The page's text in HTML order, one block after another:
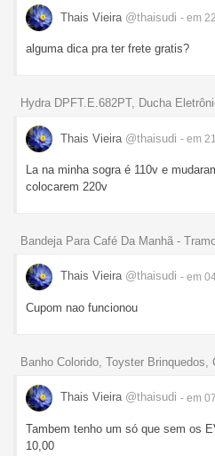
Thais Vieira @thaisudi - em
alguma dica pra ter frete gratis?
Hydra DPFT.E.682PT, Ducha
Thais Vieira @thaisudi - em
La na minha sogra é 110v e
colocarem 220v
Bandeja Para Café Da Manhã -
Thais Vieira @thaisudi - em
Cupom nao funcionou
Banho Colorido, Toyster Brinquedos,
Thais Vieira @thaisudi - em
Tambem tenho um só que sem os
10,00